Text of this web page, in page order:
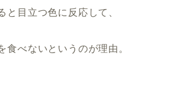
と目立つ色に反応して、
食べないというのが理由。